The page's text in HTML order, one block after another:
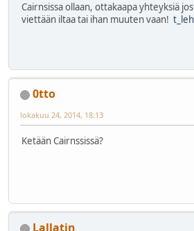
Cairnsissa ollaan, ottakaapa yhteyksiä
viettään iltaa tai ihan muuten vaan!
0tto
lokakuu 24, 2014, 18:13
Ketään Cairnssissä?
Lallatin